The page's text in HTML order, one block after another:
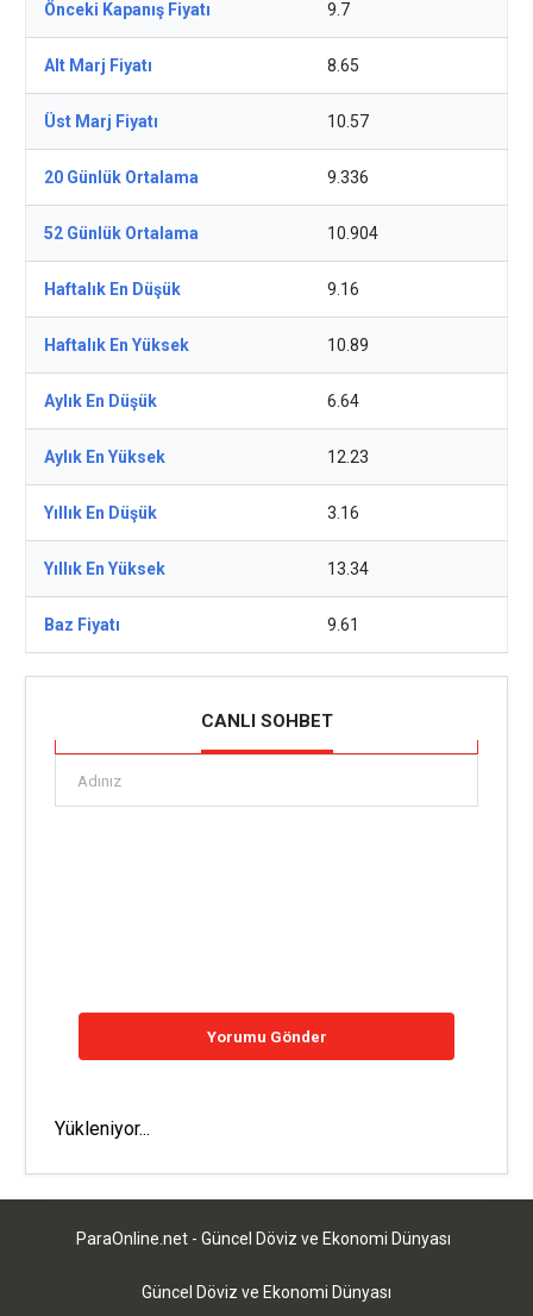
Önceki Kapanış Fiyatı 9.7
Alt Marj Fiyatı 8.65
Üst Marj Fiyatı 10.57
20 Günlük Ortalama 9.336
52 Günlük Ortalama 10.904
Haftalık En Düşük 9.16
Haftalık En Yüksek 10.89
Aylık En Düşük 6.64
Aylık En Yüksek 12.23
Yıllık En Düşük 3.16
Yıllık En Yüksek 13.34
Baz Fiyatı 9.61
CANLI SOHBET
Yükleniyor...
ParaOnline.net - Güncel Döviz ve Ekonomi Dünyası
Güncel Döviz ve Ekonomi Dünyası